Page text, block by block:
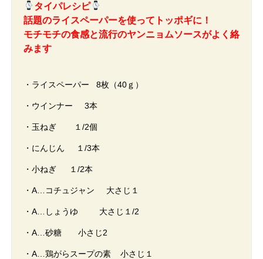
タイパレシピ
話題のライスペーパーを使ってトッポギに！
モチモチの食感と流行のヤンニョムソースがよく絡
みます
・ライスペーパー 8枚（40ｇ）
・ウインナー 3本
・玉ねぎ １/2個
・にんじん １/3本
・小ねぎ １/2本
・A…コチュジャン 大さじ１
・A…しょうゆ 大さじ１/2
・A…砂糖 小さじ2
・A…鶏がらスープの素 小さじ１